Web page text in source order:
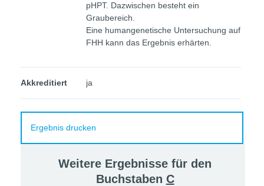
pHPT. Dazwischen besteht ein
Graubereich.
Eine humangenetische Untersuchung auf
FHH kann das Ergebnis erhärten.
Akkreditiert ja
Ergebnis drucken
Weitere Ergebnisse für den
Buchstaben C